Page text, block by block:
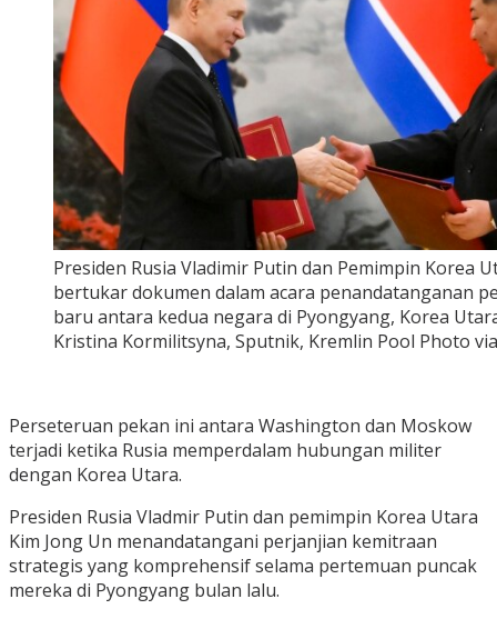
Presiden Rusia Vladimir Putin dan Pemimpin Korea
bertukar dokumen dalam acara penandatanganan
baru antara kedua negara di Pyongyang, Korea
Kristina Kormilitsyna, Sputnik, Kremlin Pool Photo
Perseteruan pekan ini antara Washington dan Moskow
terjadi ketika Rusia memperdalam hubungan militer
dengan Korea Utara.
Presiden Rusia Vladmir Putin dan pemimpin Korea Utara
Kim Jong Un menandatangani perjanjian kemitraan
strategis yang komprehensif selama pertemuan puncak
mereka di Pyongyang bulan lalu.